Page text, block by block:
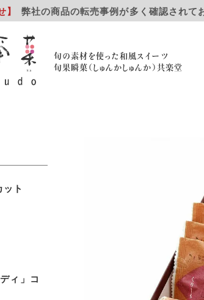
】 弊社の商品の転売事例が多く確認され
旬の素材を使った和風スイーツ
旬果瞬菓（しゅんかしゅんか）共楽堂
ト
ィ」コ